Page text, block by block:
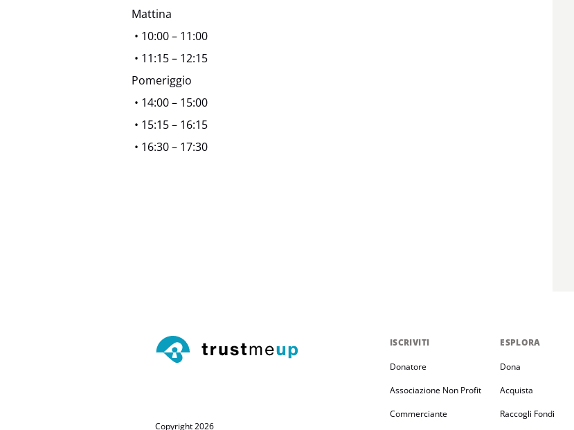
Mattina
• 10:00 – 11:00
• 11:15 – 12:15
Pomeriggio
• 14:00 – 15:00
• 15:15 – 16:15
• 16:30 – 17:30
Copyright 2026
ISCRIVITI
Donatore
Associazione Non Profit
Commerciante
ESPLORA
Dona
Acquista
Raccogli Fondi